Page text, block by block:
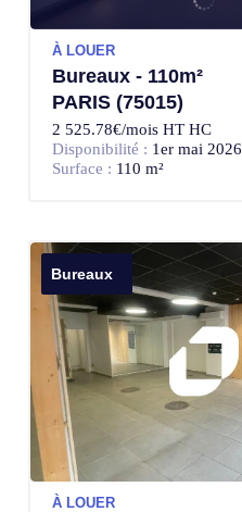
À LOUER
Bureaux - 110m²
PARIS (75015)
2 525.78€/mois HT HC
Disponibilité : 1er mai 2026
Surface : 110 m²
Bureaux
À LOUER